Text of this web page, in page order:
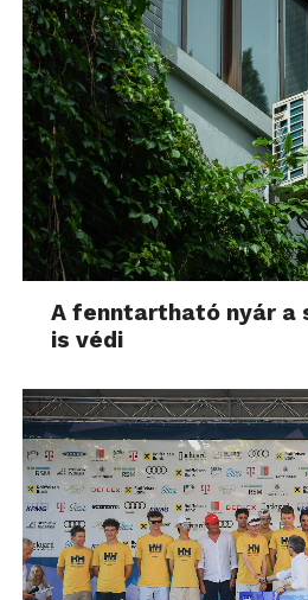
A fenntartható nyár a
is védi